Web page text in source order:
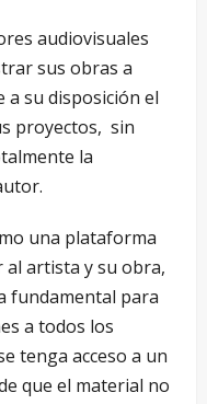
audiovisuales
sus obras a
a su disposición el
proyectos, sin
la
una plataforma
al artista y su obra,
fundamental para
a todos los
tenga acceso a un
que el material no